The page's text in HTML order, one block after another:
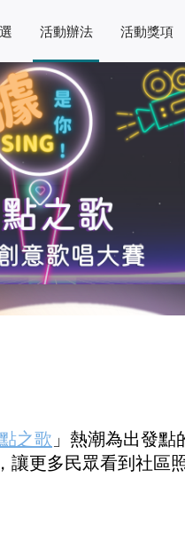
活動辦法 活動獎項
之歌 」 熱潮為出發點
更多民眾看到社區